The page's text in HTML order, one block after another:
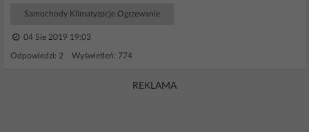
Samochody Klimatyzacje Ogrzewanie
04 Sie 2019 19:03
Odpowiedzi: 2 Wyświetleń: 774
REKLAMA